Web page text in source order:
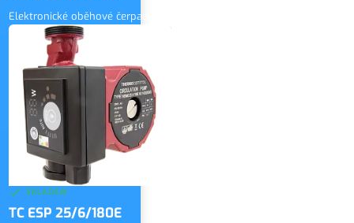
Elektronické oběhové čerpadlo
3 000 Kč bez DPH
3 630 Kč vč. DPH
SKLADEM
TC ESP 25/6/180E